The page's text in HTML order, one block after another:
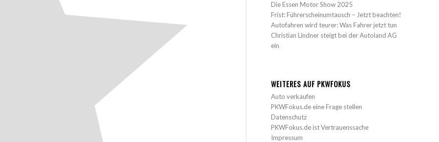
Die Essen Motor Show 2025
Frist: Führerscheinumtausch – Jetzt beachten!
Autofahren wird teurer: Was Fahrer jetzt tun
Christian Lindner steigt bei der Autoland AG
ein
WEITERES AUF PKWFOKUS
Auto verkaufen
PKWFokus.de eine Frage stellen
Datenschutz
PKWFokus.de ist Vertrauenssache
Impressum